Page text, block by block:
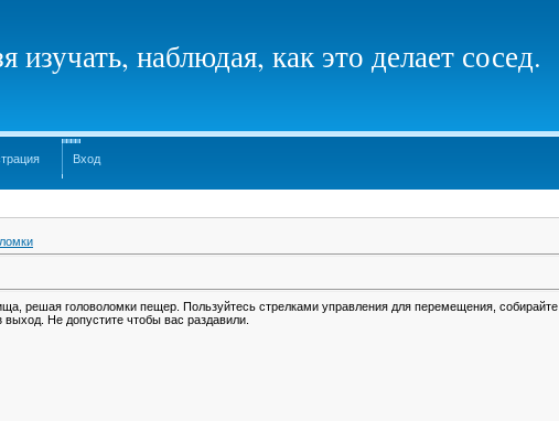
изучать, наблюдая, как это делает сосед.
Вход
решая головоломки пещер. Пользуйтесь стрелками управления для перемещения, собирайте
Не допустите чтобы вас раздавили.